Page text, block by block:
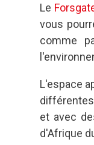
Le
vous
comme
L'espace
et avec
d'Afrique